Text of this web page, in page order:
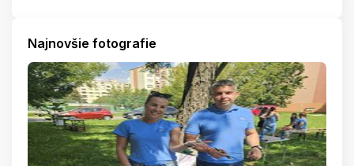
Najnovšie fotografie